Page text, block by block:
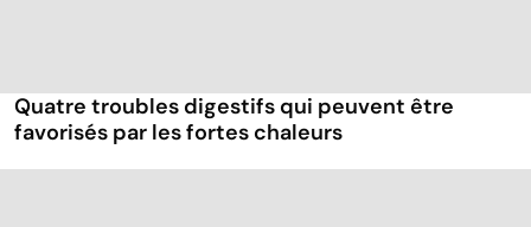
Quatre troubles digestifs qui peuvent être
favorisés par les fortes chaleurs